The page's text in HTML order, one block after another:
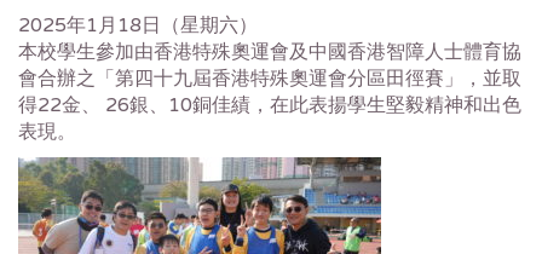
2025年1月18日（星期六）
本校學生參加由香港特殊奧運會及中國香港智障人士體育協
會合辦之「第四十九屆香港特殊奧運會分區田徑賽」，並取
得22金、 26銀、10銅佳績，在此表揚學生堅毅精神和出色
表現。